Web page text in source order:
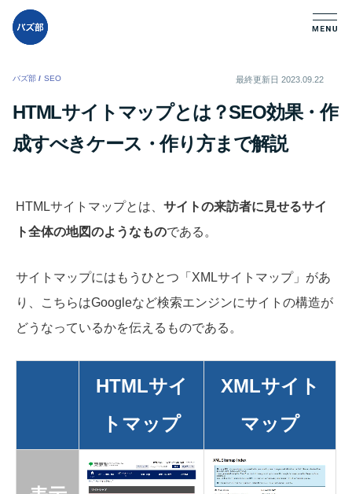
バズ部 / SEO 最終更新日 2023.09.22
HTMLサイトマップとは？SEO効果・作
成すべきケース・作り方まで解説
HTMLサイトマップとは、 サイトの来訪者に見せるサイ
ト全体の地図のようなものである。
サイトマップにはもうひとつ「XMLサイトマップ」があ
り、こちらはGoogleなど検索エンジンにサイトの構造が
どうなっているかを伝えるものである。
HTMLサイ
トマップ
XMLサイト
マップ